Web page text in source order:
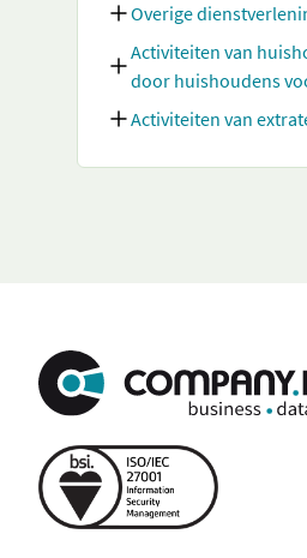
Overige
Activiteiten van
door huishoudens
Activiteiten van